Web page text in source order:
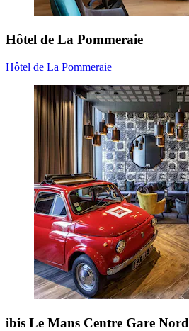
Hôtel de La Pommeraie
Hôtel de La Pommeraie
ibis Le Mans Centre Gare Nord